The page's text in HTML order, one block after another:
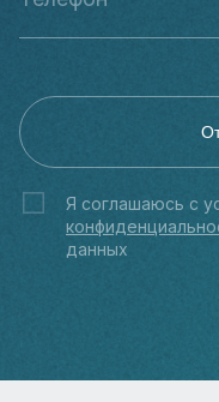
Я соглашаюсь с
данных